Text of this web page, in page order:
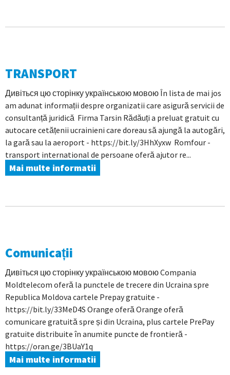
TRANSPORT
Дивіться цю сторінку українською мовою În lista de mai jos
am adunat informații despre organizatii care asigură servicii de
consultanță juridică Firma Tarsin Rădăuți a preluat gratuit cu
autocare cetățenii ucrainieni care doreau să ajungă la autogări,
la gară sau la aeroport - https://bit.ly/3HhXyxw Romfour -
transport international de persoane oferă ajutor re...
Mai multe informatii
Comunicații
Дивіться цю сторінку українською мовою Compania
Moldtelecom oferă la punctele de trecere din Ucraina spre
Republica Moldova cartele Prepay gratuite -
https://bit.ly/33MeD4S Orange oferă Orange oferă
comunicare gratuită spre și din Ucraina, plus cartele PrePay
gratuite distribuite în anumite puncte de frontieră -
https://oran.ge/3BUaY1q
Mai multe informatii